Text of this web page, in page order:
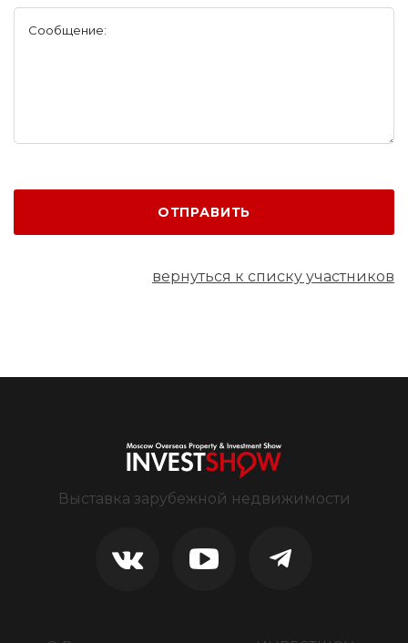
Сообщение:
ОТПРАВИТЬ
вернуться к списку участников
Выставка зарубежной недвижимости